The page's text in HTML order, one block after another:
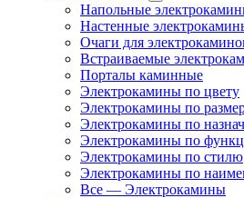
Напольные
Настенные
Очаги для
Встраиваемые
Порталы каминные
Электрокамины по цвету
Электрокамины по
Электрокамины по
Электрокамины по
Электрокамины по стилю
Электрокамины по
Все — Электрокамины